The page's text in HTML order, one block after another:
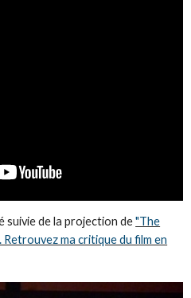
suivie de la projection de"The
ma critique du film en